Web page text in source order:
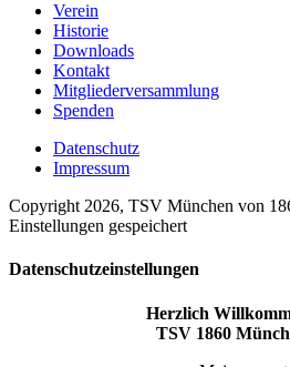
Verein
Historie
Downloads
Kontakt
Mitgliederversammlung
Spenden
Datenschutz
Impressum
Copyright 2026, TSV München von
Einstellungen gespeichert
Datenschutzeinstellungen
Herzlich
TSV 1860